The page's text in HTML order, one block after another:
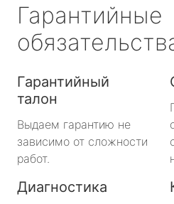
Гарантийные
Гарантийный
талон
Выдаем гарантию не
зависимо от сложности
работ.
Диагностика